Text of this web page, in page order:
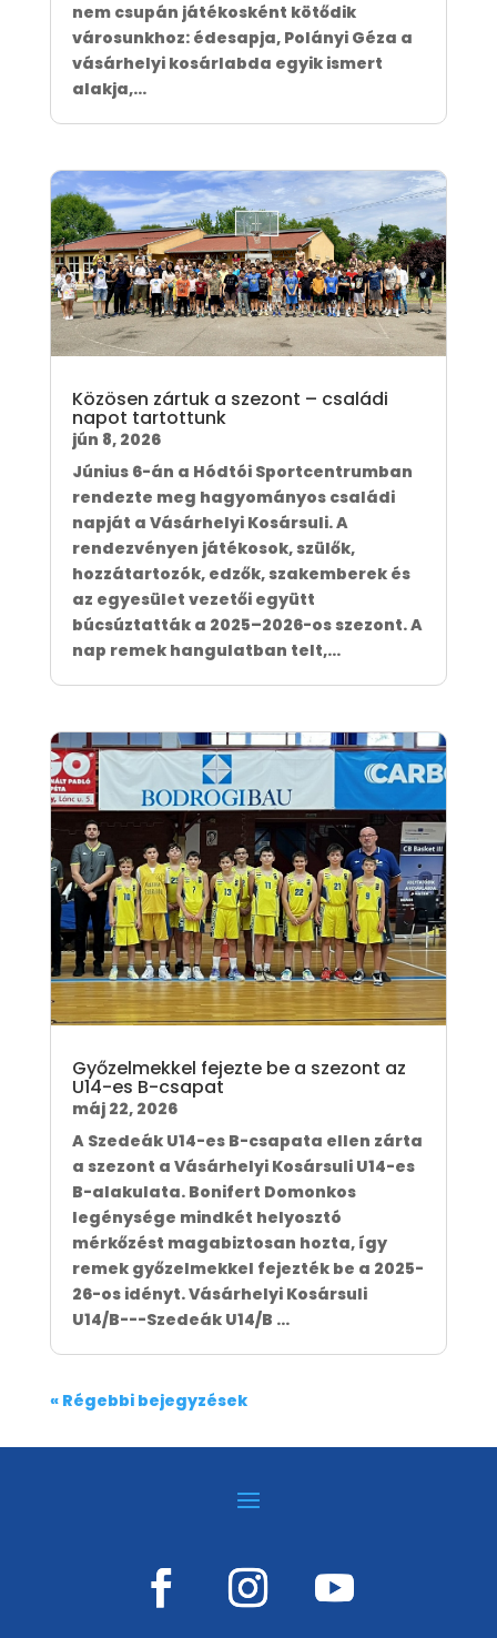
nem csupán játékosként kötődik
városunkhoz: édesapja, Polányi Géza a
vásárhelyi kosárlabda egyik ismert
alakja,...
Közösen zártuk a szezont – családi
napot tartottunk
jún 8, 2026
Június 6-án a Hódtói Sportcentrumban
rendezte meg hagyományos családi
napját a Vásárhelyi Kosársuli. A
rendezvényen játékosok, szülők,
hozzátartozók, edzők, szakemberek és
az egyesület vezetői együtt
búcsúztatták a 2025–2026-os szezont. A
nap remek hangulatban telt,...
Győzelmekkel fejezte be a szezont az
U14-es B-csapat
máj 22, 2026
A Szedeák U14-es B-csapata ellen zárta
a szezont a Vásárhelyi Kosársuli U14-es
B-alakulata. Bonifert Domonkos
legénysége mindkét helyosztó
mérkőzést magabiztosan hozta, így
remek győzelmekkel fejezték be a 2025-
26-os idényt. Vásárhelyi Kosársuli
U14/B---Szedeák U14/B ...
« Régebbi bejegyzések